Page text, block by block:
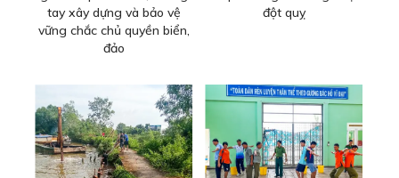
tay xây dựng và bảo vệ
vững chắc chủ quyền biển,
đảo
đột quỵ